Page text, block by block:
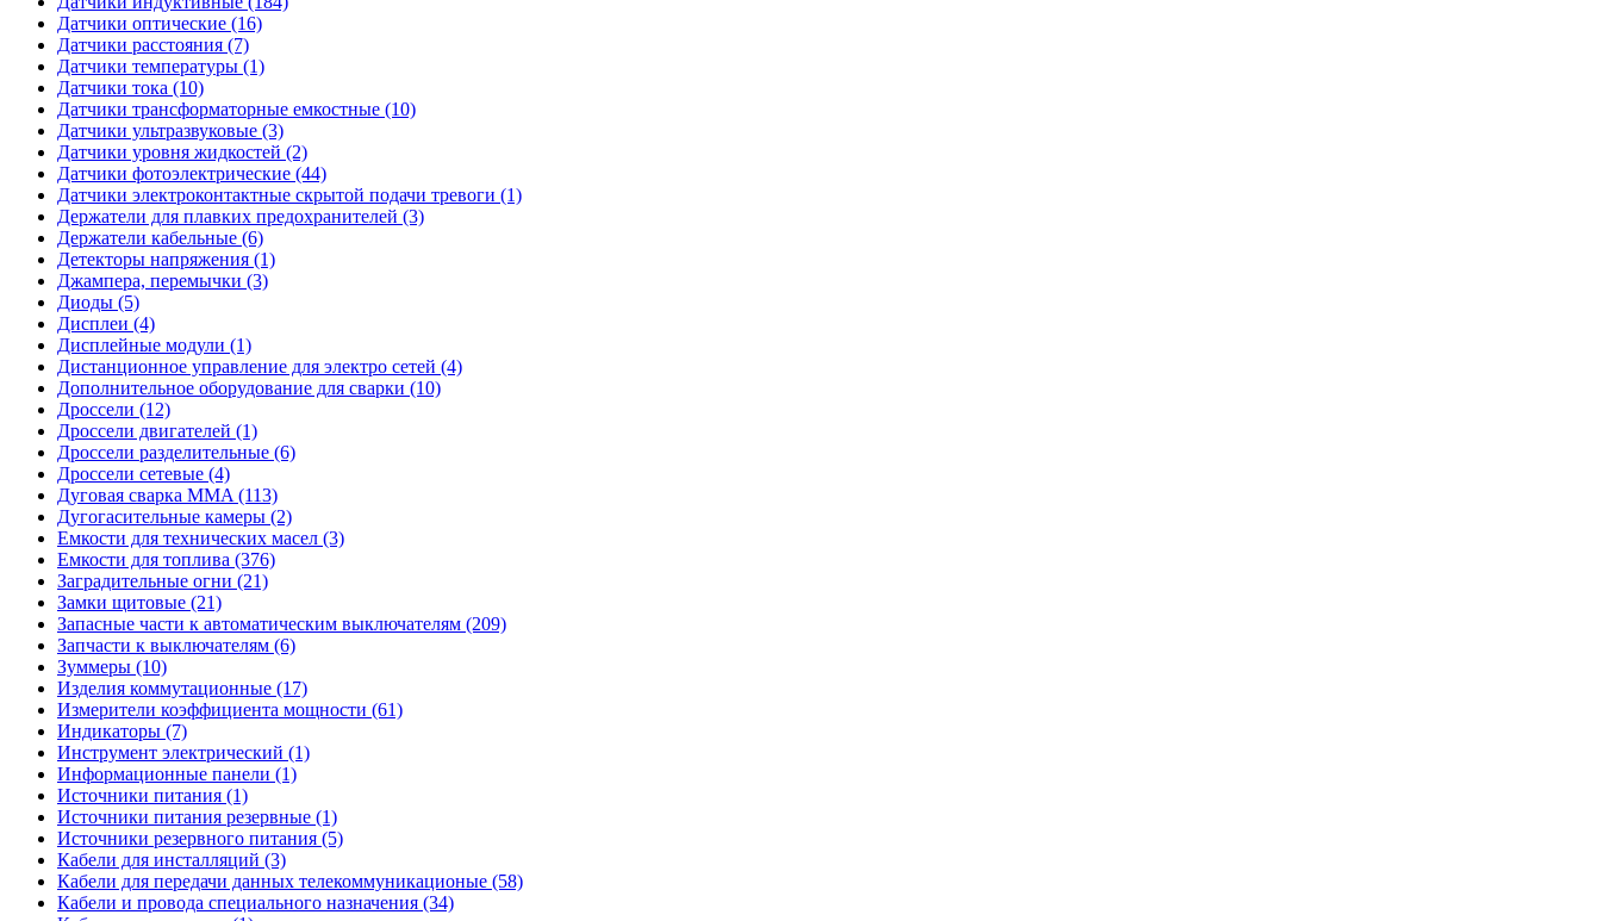
Датчики оптические (16)
Датчики расстояния (7)
Датчики температуры (1)
Датчики тока (10)
Датчики трансформаторные емкостные (10)
Датчики ультразвуковые (3)
Датчики уровня жидкостей (2)
Датчики фотоэлектрические (44)
Датчики электроконтактные скрытой подачи тревоги (1)
Держатели для плавких предохранителей (3)
Держатели кабельные (6)
Детекторы напряжения (1)
Джампера, перемычки (3)
Диоды (5)
Дисплеи (4)
Дисплейные модули (1)
Дистанционное управление для электро сетей (4)
Дополнительное оборудование для сварки (10)
Дроссели (12)
Дроссели двигателей (1)
Дроссели разделительные (6)
Дроссели сетевые (4)
Дуговая сварка MMA (113)
Дугогасительные камеры (2)
Емкости для технических масел (3)
Емкости для топлива (376)
Заградительные огни (21)
Замки щитовые (21)
Запасные части к автоматическим выключателям (209)
Запчасти к выключателям (6)
Зуммеры (10)
Изделия коммутационные (17)
Измерители коэффициента мощности (61)
Индикаторы (7)
Инструмент электрический (1)
Информационные панели (1)
Источники питания (1)
Источники питания резервные (1)
Источники резервного питания (5)
Кабели для инсталляций (3)
Кабели для передачи данных телекоммуникационые (58)
Кабели и провода специального назначения (34)